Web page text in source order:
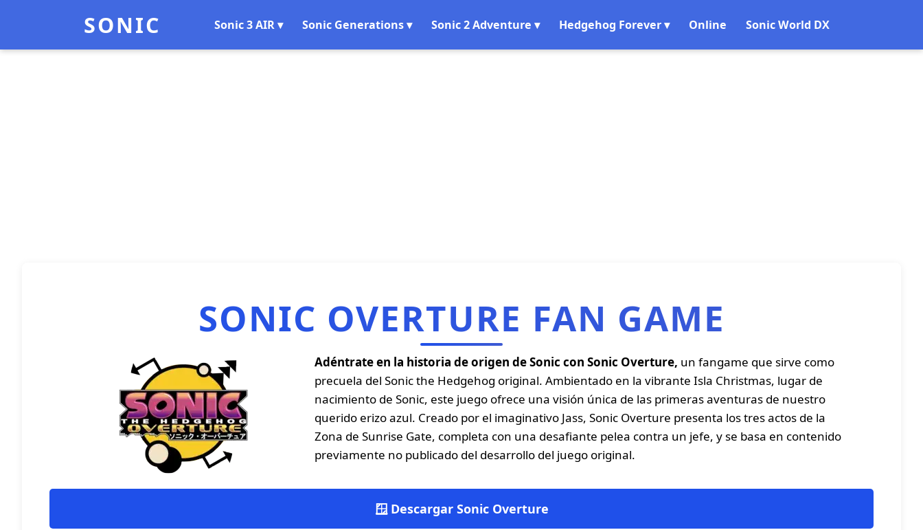
SONIC Sonic 3 AIR ▾ Sonic Generations ▾ Sonic 2 Adventure ▾ Hedgehog Forever ▾ Online Sonic World DX
SONIC OVERTURE FAN GAME
Adéntrate en la historia de origen de Sonic con Sonic Overture, un fangame que sirve como
precuela del Sonic the Hedgehog original. Ambientado en la vibrante Isla Christmas, lugar de
nacimiento de Sonic, este juego ofrece una visión única de las primeras aventuras de nuestro
querido erizo azul. Creado por el imaginativo Jass, Sonic Overture presenta los tres actos de la
Zona de Sunrise Gate, completa con una desafiante pelea contra un jefe, y se basa en contenido
previamente no publicado del desarrollo del juego original.
🪟 Descargar Sonic Overture